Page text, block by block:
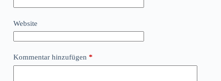
Website
Kommentar hinzufügen *